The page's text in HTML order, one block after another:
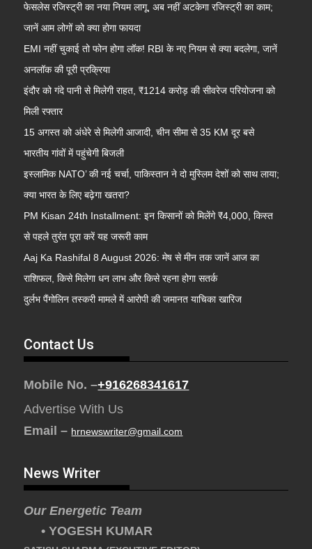
फेसलेस रजिस्ट्री का नया नियम लागू, अब नहीं अटकेगा रजिस्ट्री का काम;
जानें आम लोगों को क्या होगा फायदा
EMI नहीं चुकाई तो फोन होगा लॉक! RBI के नए नियम से क्या बदलेगा, जानें
अनलॉक की पूरी प्रक्रिया
इंदौर को गंदे पानी से मिलेगी राहत, ₹1214 करोड़ की सीवरेज परियोजना को
मिली रफ्तार
15 अगस्त को अंधेरे से मिलेगी आजादी, चीन सीमा से 35 KM दूर बसे
भारतीय गांवों में पहुंचेगी बिजली
इस्लामिक NATO’ की नई चर्चा, पाकिस्तान ने दो मुस्लिम देशों को साथ लाया;
क्या भारत के लिए बढ़ेगा खतरा?
PM Kisan 24th Installment: इन किसानों को मिलेंगे ₹4,000, किस्त
से पहले तुरंत पूरा करें यह जरूरी काम
Aaj Ka Rashifal 8 August 2026: मेष से मीन तक जानें आज का
राशिफल, किसे मिलेगा धन लाभ और किसे रहना होगा सतर्क
दुर्लभ पैंगोलिन तस्करी मामले में आरोपी की जमानत याचिका खारिज
Contact Us
Mobile No. –+916268341617
Advertise With Us
Email – hrnewswriter@gmail.com
News Writer
Our Energetic Team
• YOGESH KUMAR